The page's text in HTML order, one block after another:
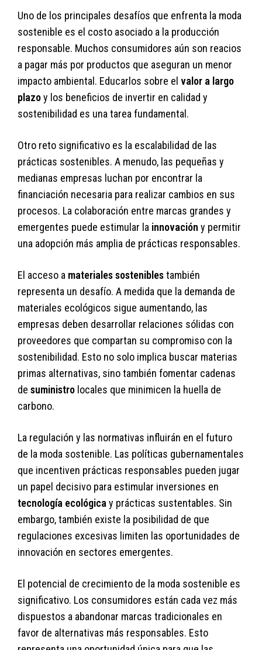
Uno de los principales desafíos que enfrenta la moda
sostenible es el costo asociado a la producción
responsable. Muchos consumidores aún son reacios
a pagar más por productos que aseguran un menor
impacto ambiental. Educarlos sobre el valor a largo
plazoy los beneficios de invertir en calidad y
sostenibilidad es una tarea fundamental.
Otro reto significativo es la escalabilidad de las
prácticas sostenibles. A menudo, las pequeñas y
medianas empresas luchan por encontrar la
financiación necesaria para realizar cambios en sus
procesos. La colaboración entre marcas grandes y
emergentes puede estimular la innovación y permitir
una adopción más amplia de prácticas responsables.
El acceso a materiales sosteniblestambién
representa un desafío. A medida que la demanda de
materiales ecológicos sigue aumentando, las
empresas deben desarrollar relaciones sólidas con
proveedores que compartan su compromiso con la
sostenibilidad. Esto no solo implica buscar materias
primas alternativas, sino también fomentar cadenas
de suministro locales que minimicen la huella de
carbono.
La regulación y las normativas influirán en el futuro
de la moda sostenible. Las políticas gubernamentales
que incentiven prácticas responsables pueden jugar
un papel decisivo para estimular inversiones en
tecnología ecológica y prácticas sustentables. Sin
embargo, también existe la posibilidad de que
regulaciones excesivas limiten las oportunidades de
innovación en sectores emergentes.
El potencial de crecimiento de la moda sostenible es
significativo. Los consumidores están cada vez más
dispuestos a abandonar marcas tradicionales en
favor de alternativas más responsables. Esto